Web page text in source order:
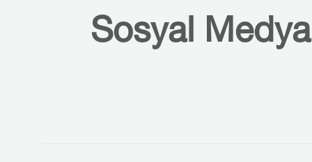
Sosyal